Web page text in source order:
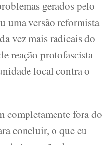
gerados pelo
uma versão reformista
vez mais radicais do
reação protofascista
local contra o
completamente fora do
concluir, o que eu